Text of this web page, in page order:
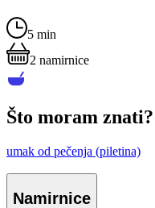
5 min
2 namirnice
Što moram znati?
umak od pečenja (piletina)
Namirnice